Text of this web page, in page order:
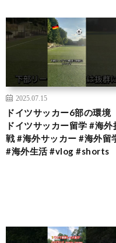
2025.07.15
ドイツサッカー6部の環
ドイツサッカー留学 #海外
戦 #海外サッカー #海外留
#海外生活 #vlog #shorts